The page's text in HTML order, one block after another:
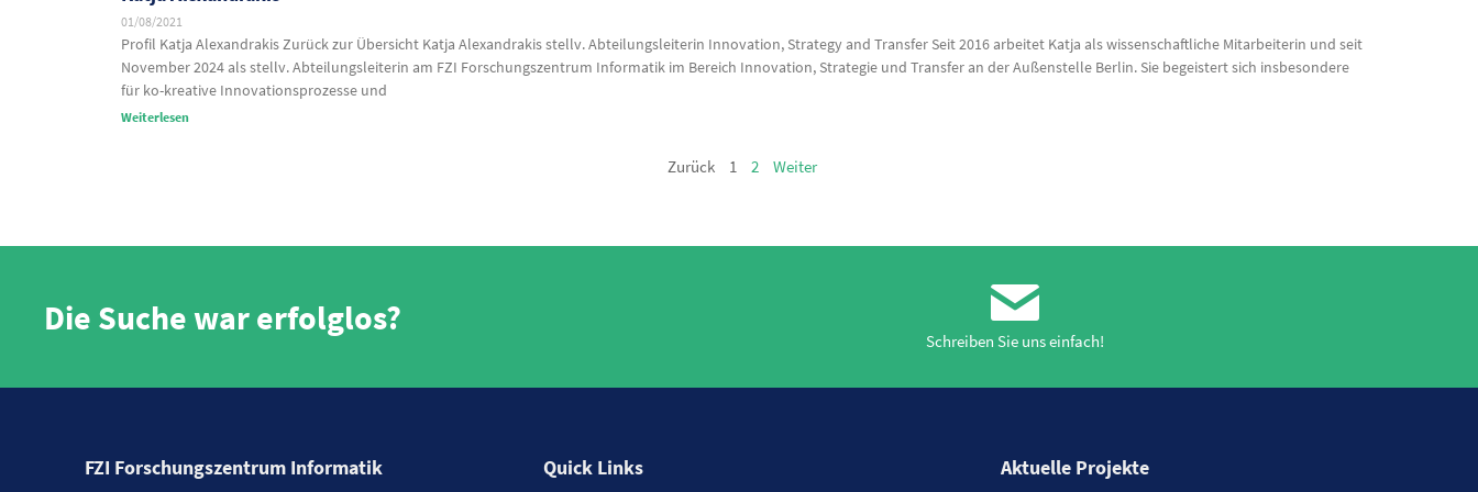
01/08/2021
Profil Katja Alexandrakis Zurück zur Übersicht Katja Alexandrakis stellv. Abteilungsleiterin Innovation, Strategy and Transfer Seit 2016 arbeitet Katja als wissenschaftliche Mitarbeiterin und seit
November 2024 als stellv. Abteilungsleiterin am FZI Forschungszentrum Informatik im Bereich Innovation, Strategie und Transfer an der Außenstelle Berlin. Sie begeistert sich insbesondere
für ko-kreative Innovationsprozesse und
Weiterlesen
Zurück 1 2 Weiter
Die Suche war erfolglos?
Schreiben Sie uns einfach!
FZI Forschungszentrum Informatik Quick Links Aktuelle Projekte